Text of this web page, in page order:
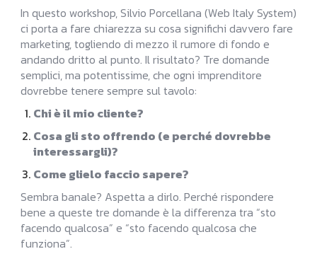
In questo workshop, Silvio Porcellana (Web Italy System)
ci porta a fare chiarezza su cosa significhi davvero fare
marketing, togliendo di mezzo il rumore di fondo e
andando dritto al punto. Il risultato? Tre domande
semplici, ma potentissime, che ogni imprenditore
dovrebbe tenere sempre sul tavolo:
Chi è il mio cliente?
Cosa gli sto offrendo (e perché dovrebbe
interessargli)?
Come glielo faccio sapere?
Sembra banale? Aspetta a dirlo. Perché rispondere
bene a queste tre domande è la differenza tra “sto
facendo qualcosa” e “sto facendo qualcosa che
funziona”.